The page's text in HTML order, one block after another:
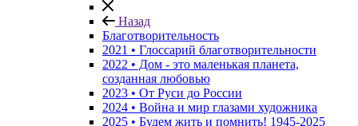
Назад
Благотворительность
2021 • Глоссарий благотворительности
2022 • Дом - это маленькая планета,
созданная любовью
2023 • От Руси до России
2024 • Война и мир глазами художника
2025 • Будем жить и помнить! 1945-2025